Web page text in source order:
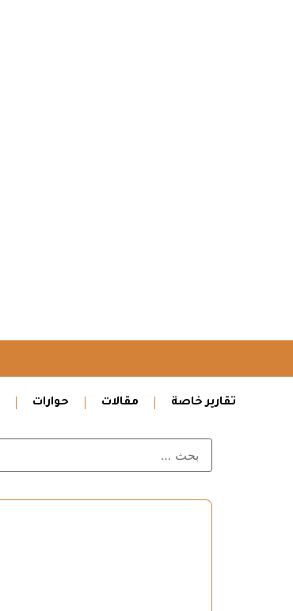
تقارير خاصة مقالات حوارات